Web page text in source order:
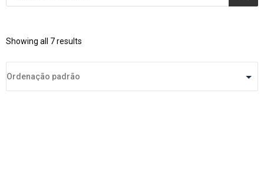
Zoomlion(84)
Showing all 7 results